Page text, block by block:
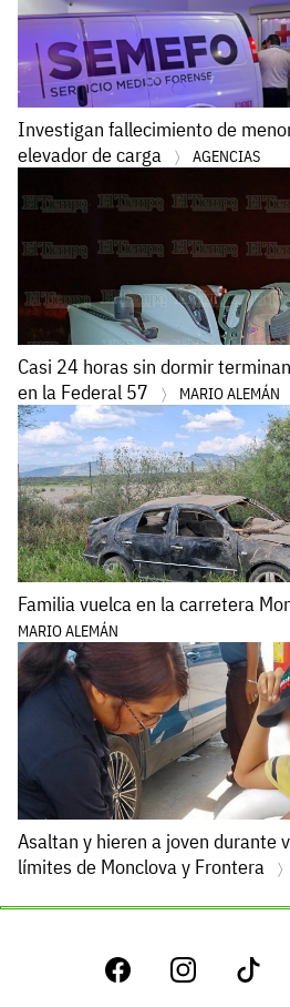
Investigan fallecimiento de
elevador de carga
AGENCIAS
Casi 24 horas sin dormir
en la Federal 57
MARIO ALEMÁN
Familia vuelca en la carretera
MARIO ALEMÁN
Asaltan y hieren a joven durante
límites de Monclova y Frontera